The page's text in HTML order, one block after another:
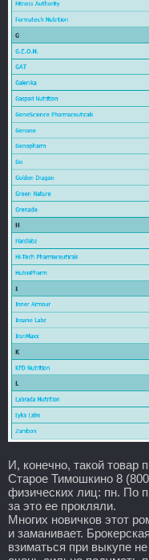
И, конечно, такой товар
Старое Тимошкино 8
физических лиц: пн. По
за это ее прокляли.
Многих новичков этот
и заманивает.
взиматься при выкупе